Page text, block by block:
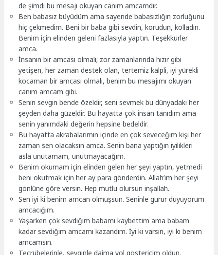
de şimdi bu mesajı okuyan canım amcamdır.
Ben babasız büyüdüm ama sayende babasızlığın zorluğunu
hiç çekmedim. Beni bir baba gibi sevdin, korudun, kolladın.
Benim için elinden geleni fazlasıyla yaptın. Teşekkürler
amca.
İnsanın bir amcası olmalı; zor zamanlarında hızır gibi
yetişen, her zaman destek olan, tertemiz kalpli, iyi yürekli
kocaman bir amcası olmalı, benim bu mesajımı okuyan
canım amcam gibi.
Senin sevgin bende özeldir, seni sevmek bu dünyadaki her
şeyden daha güzeldir. Bu hayatta çok insan tanıdım ama
senin yanımdaki değerin hepsine bedeldir.
Bu hayatta akrabalarımın içinde en çok seveceğim kişi her
zaman sen olacaksın amca. Senin bana yaptığın iyilikleri
asla unutamam, unutmayacağım.
Benim okumam için elinden gelen her şeyi yaptın, yetmedi
beni okutmak için her ay para gönderdin. Allah’ım her şeyi
gönlüne göre versin. Hep mutlu olursun inşallah.
Sen iyi ki benim amcan olmuşsun. Seninle gurur duyuyorum
amcacığım.
Yaşarken çok sevdiğim babamı kaybettim ama babam
kadar sevdiğim amcamı kazandım. İyi ki varsın, iyi ki benim
amcamsın.
Tecrübelerinle, sevginle daima yol göstericim oldun.